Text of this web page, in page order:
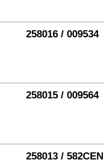
258016 / 009534
258015 / 009564
258013 / 582CEN